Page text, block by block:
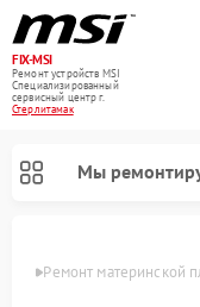
FIX-MSI
Ремонт устройств MSI
Специализированный
cервисный центр г.
Стерлитамак
Мы
Ремонт материнской